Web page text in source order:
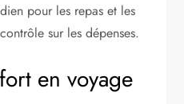
pour les repas et les
sur les dépenses.
en voyage